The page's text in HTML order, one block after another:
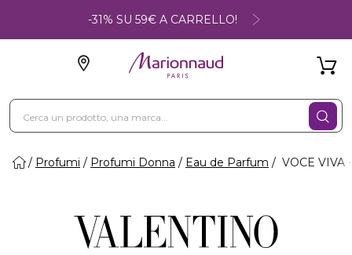
-31% SU 59€ A CARRELLO!
Profumi Profumi Donna Eau de Parfum VOCE VIVA